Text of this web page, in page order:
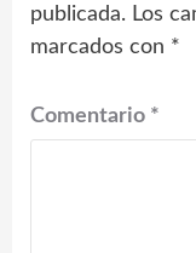
publicada. Los
marcados con *
Comentario *